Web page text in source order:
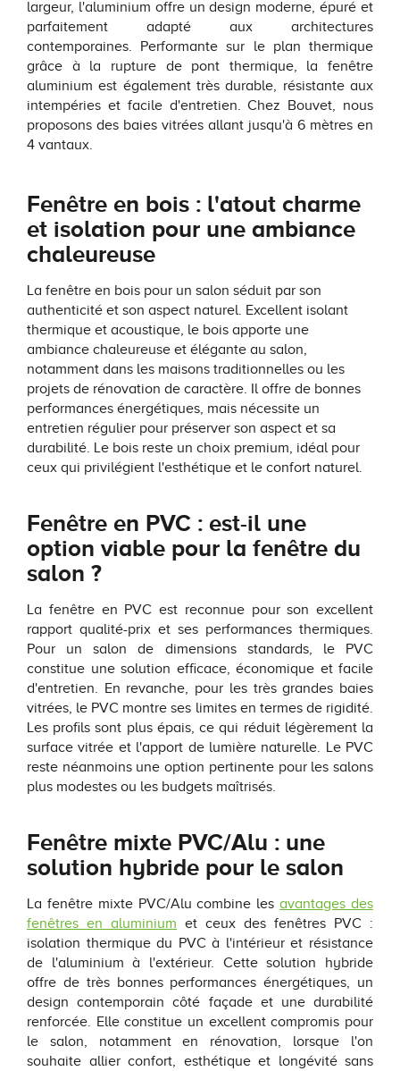
largeur, l'aluminium offre un design moderne, épuré et
parfaitement adapté aux architectures
contemporaines. Performante sur le plan thermique
grâce à la rupture de pont thermique, la fenêtre
aluminium est également très durable, résistante aux
intempéries et facile d'entretien. Chez Bouvet, nous
proposons des baies vitrées allant jusqu'à 6 mètres en
4 vantaux.
Fenêtre en bois : l'atout charme
et isolation pour une ambiance
chaleureuse
La fenêtre en bois pour un salon séduit par son
authenticité et son aspect naturel. Excellent isolant
thermique et acoustique, le bois apporte une
ambiance chaleureuse et élégante au salon,
notamment dans les maisons traditionnelles ou les
projets de rénovation de caractère. Il offre de bonnes
performances énergétiques, mais nécessite un
entretien régulier pour préserver son aspect et sa
durabilité. Le bois reste un choix premium, idéal pour
ceux qui privilégient l'esthétique et le confort naturel.
Fenêtre en PVC : est-il une
option viable pour la fenêtre du
salon ?
La fenêtre en PVC est reconnue pour son excellent
rapport qualité-prix et ses performances thermiques.
Pour un salon de dimensions standards, le PVC
constitue une solution efficace, économique et facile
d'entretien. En revanche, pour les très grandes baies
vitrées, le PVC montre ses limites en termes de rigidité.
Les profils sont plus épais, ce qui réduit légèrement la
surface vitrée et l'apport de lumière naturelle. Le PVC
reste néanmoins une option pertinente pour les salons
plus modestes ou les budgets maîtrisés.
Fenêtre mixte PVC/Alu : une
solution hybride pour le salon
La fenêtre mixte PVC/Alu combine lesavantages des
fenêtres en aluminium et ceux des fenêtres PVC :
isolation thermique du PVC à l'intérieur et résistance
de l'aluminium à l'extérieur. Cette solution hybride
offre de très bonnes performances énergétiques, un
design contemporain côté façade et une durabilité
renforcée. Elle constitue un excellent compromis pour
le salon, notamment en rénovation, lorsque l'on
souhaite allier confort, esthétique et longévité sans